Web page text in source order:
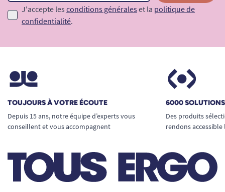
J'accepte les conditions générales et la politique de
confidentialité.
TOUJOURS À VOTRE ÉCOUTE
Depuis 15 ans, notre équipe d’experts vous
conseillent et vous accompagnent
6000
Des produits
rendons